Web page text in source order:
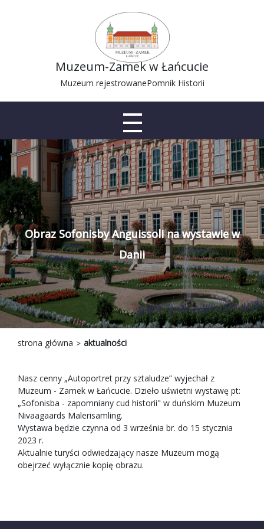
Muzeum-Zamek w Łańcucie
Muzeum rejestrowanePomnik Historii
Obraz Sofonisby Anguissoli na wystawie w
Danii
strona główna aktualności
Nasz cenny „Autoportret przy sztaludze” wyjechał z
Muzeum - Zamek w Łańcucie. Dzieło uświetni wystawę pt:
„Sofonisba - zapomniany cud historii" w duńskim Muzeum
Nivaagaards Malerisamling.
Wystawa będzie czynna od 3 września br. do 15 stycznia
2023 r.
Aktualnie turyści odwiedzający nasze Muzeum mogą
obejrzeć wyłącznie kopię obrazu.